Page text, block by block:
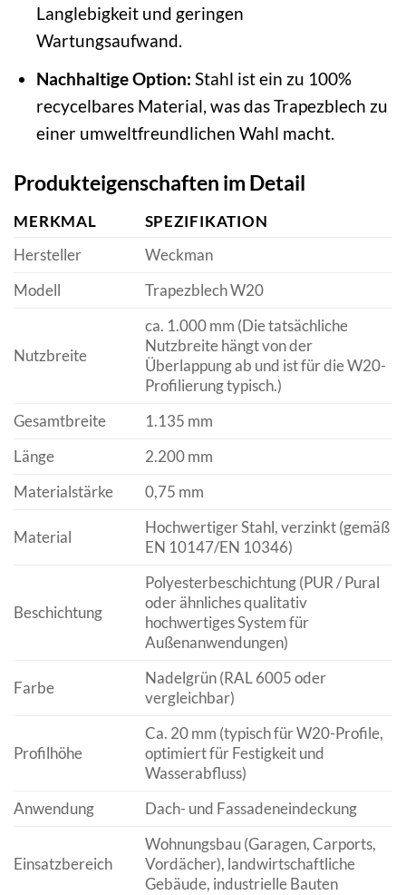
Langlebigkeit und geringen
Wartungsaufwand.
Nachhaltige Option: Stahl ist ein zu 100%
recycelbares Material, was das Trapezblech zu
einer umweltfreundlichen Wahl macht.
Produkteigenschaften im Detail
MERKMAL
SPEZIFIKATION
Hersteller
Weckman
Modell
Trapezblech W20
Nutzbreite
ca. 1.000 mm (Die tatsächliche
Nutzbreite hängt von der
Überlappung ab und ist für die W20-
Profilierung typisch.)
Gesamtbreite
1.135 mm
Länge
2.200 mm
Materialstärke
0,75 mm
Material
Hochwertiger Stahl, verzinkt (gemäß
EN 10147/EN 10346)
Beschichtung
Polyesterbeschichtung (PUR / Pural
oder ähnliches qualitativ
hochwertiges System für
Außenanwendungen)
Farbe
Nadelgrün (RAL 6005 oder
vergleichbar)
Profilhöhe
Ca. 20 mm (typisch für W20-Profile,
optimiert für Festigkeit und
Wasserabfluss)
Anwendung
Dach- und Fassadeneindeckung
Einsatzbereich
Wohnungsbau (Garagen, Carports,
Vordächer), landwirtschaftliche
Gebäude, industrielle Bauten